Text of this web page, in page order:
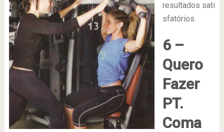
resultados sati
sfatórios.
6 –
Quero
Fazer
PT.
Coma